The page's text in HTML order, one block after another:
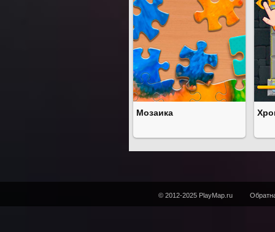
Мозаика
© 2012-2025 PlayMap.ru